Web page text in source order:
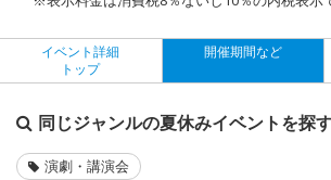
イベント詳細
トップ
開催期間など
同じジャンルの夏休みイベントを探
演劇・講演会